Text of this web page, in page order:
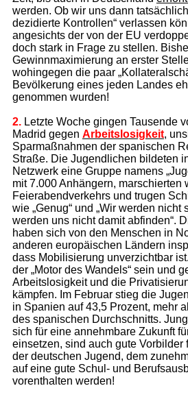
werden. Ob wir uns dann
dezidierte Kontrollen“ verlassen
angesichts der von der EU
doch stark in Frage zu stellen.
Gewinnmaximierung an erster
wohingegen die paar
Bevölkerung eines jeden Landes
genommen wurden!
2.Letzte Woche gingen Tausende
Madrid gegen Arbeits­losigkeit,
Sparmaßnahmen der spanischen
Straße. Die Jugendlichen bildeten
Netzwerk eine Gruppe namens
mit 7.000 Anhängern, marschierten
Feierabendverkehrs und trugen
wie „Genug“ und „Wir werden nicht
werden uns nicht damit abfinden“.
haben sich von den Menschen in
anderen europäischen Ländern
dass Mobilisierung unverzichtbar
der „Motor des Wandels“ sein und
Arbeitslosigkeit und die
kämpfen. Im Februar stieg die
in Spanien auf 43,5 Prozent, mehr
des spanischen Durchschnitts.
sich für eine annehmbare Zukunft
einsetzen, sind auch gute Vorbilder
der deutschen Jugend, dem
auf eine gute Schul- und
vorenthalten werden!